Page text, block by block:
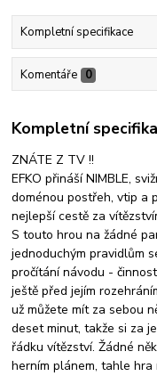
Kompletní specifikace
Komentáře 0
Kompletní
ZNÁTE Z TV !!
EFKO přináší NIMBLE,
doménou postřeh, vtip a
nejlepší cestě za
S touto hrou na žádné
jednoduchým pravidlům
pročítání návodu -
ještě před jejím
už můžete mít za sebou
deset minut, takže si za
řádku vítězství. Žádné
herním plánem, tahle hra